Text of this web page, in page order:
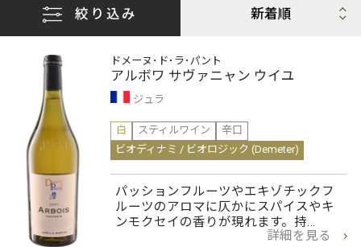
絞り込み
ドメーヌ･ド･ラ･パント
アルボワ サヴァニャン ウイユ
ジュラ
白
スティルワイン
辛口
ビオディナミ / ビオロジック (Demeter)
パッションフルーツやエキゾチックフ
ルーツのアロマに仄かにスパイスやキ
ンモクセイの香りが現れます。持…
詳細を見る